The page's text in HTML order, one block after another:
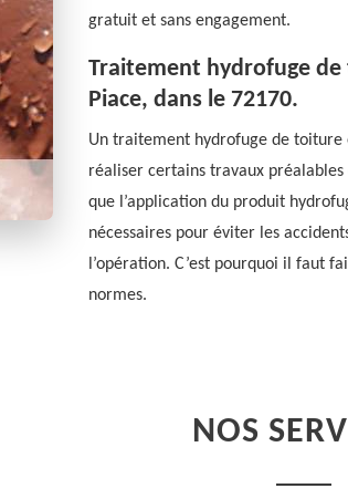
gratuit et sans engagement.
Traitement hydrofuge
Piace, dans le 72170.
Un traitement hydrofuge de toiture
réaliser certains travaux
que l’application du produit
nécessaires pour éviter les
l’opération. C’est pourquoi il faut
normes.
NOS